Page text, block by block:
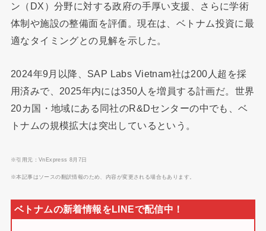
ン（DX）分野に対する政府の手厚い支援、さらに学術
体制や施設の整備面を評価。現在は、ベトナム投資に最
適なタイミングとの見解を示した。
2024年9月以降、SAP Labs Vietnam社は200人超を採
用済みで、2025年内には350人を増員する計画だ。世界
20カ国・地域にある同社のR&Dセンターの中でも、ベ
トナムの規模拡大は突出しているという。
※引用元：VnExpress 8月7日
※本記事はソースの翻訳情報のため、内容が変更される場合もあります。